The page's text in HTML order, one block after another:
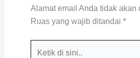
Alamat email Anda tidak akan
Ruas yang wajib ditandai *